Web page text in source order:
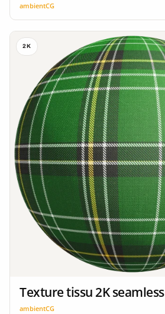
ambientCG
2K
Texture tissu 2K seamless
ambientCG